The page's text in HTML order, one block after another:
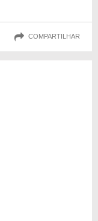
COMPARTILHAR